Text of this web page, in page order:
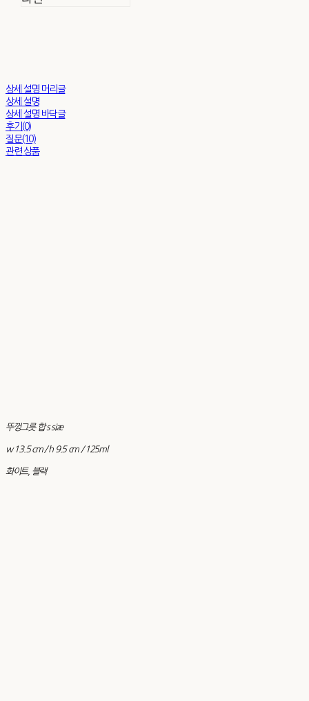
상세 설명 머리글
상세 설명
상세 설명 바닥글
후기(0)
질문(10)
관련 상품
뚜껑그릇 합 s size
w 13.5 cm / h 9.5 cm / 125ml
화이트, 블랙